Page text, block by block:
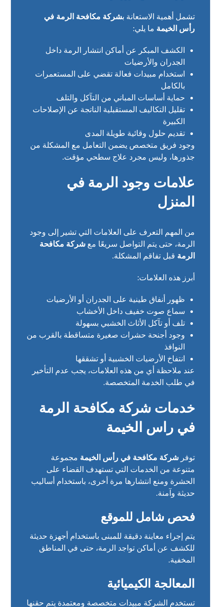
تشمل أهمية الاستعانة بشركة مكافحة الرمة في
رأس الخيمة ما يلي:
الكشف المبكر عن أماكن انتشار الرمة داخل
الجدران والأرضيات
استخدام مبيدات فعالة تقضي على المستعمرات
بالكامل
حماية أساسات المباني من التآكل والتلف
تقليل التكاليف المستقبلية الناتجة عن الإصلاحات
الكبيرة
تقديم حلول وقائية طويلة المدى
وجود فريق متخصص يضمن التعامل مع المشكلة من
جذورها، وليس مجرد علاج سطحي مؤقت.
علامات وجود الرمة في
المنزل
من المهم التعرف على العلامات التي تشير إلى وجود
الرمة، حتى يتم التواصل سريعًا معشركة مكافحة
الرمة قبل تفاقم المشكلة.
أبرز هذه العلامات:
ظهور أنفاق طينية على الجدران أو الأرضيات
سماع صوت خفيف داخل الأخشاب
تلف أو تآكل الأثاث الخشبي بسهولة
وجود أجنحة حشرات صغيرة متساقطة بالقرب من
النوافذ
انتفاخ الأرضيات الخشبية أو تشققها
عند ملاحظة أي من هذه العلامات، يجب عدم التأخير
في طلب الخدمة المتخصصة.
خدمات شركة مكافحة الرمة
في راس الخيمة
توفرشركة مكافحة في رأس الخيمة مجموعة
متنوعة من الخدمات التي تستهدف القضاء على
الحشرة ومنع انتشارها مرة أخرى، باستخدام أساليب
حديثة وآمنة.
فحص شامل للموقع
يتم إجراء معاينة دقيقة للمبنى باستخدام أجهزة حديثة
للكشف عن أماكن تواجد الرمة، حتى في المناطق
المخفية.
المعالجة الكيميائية
تستخدم الشركة مبيدات متخصصة ومعتمدة يتم حقنها